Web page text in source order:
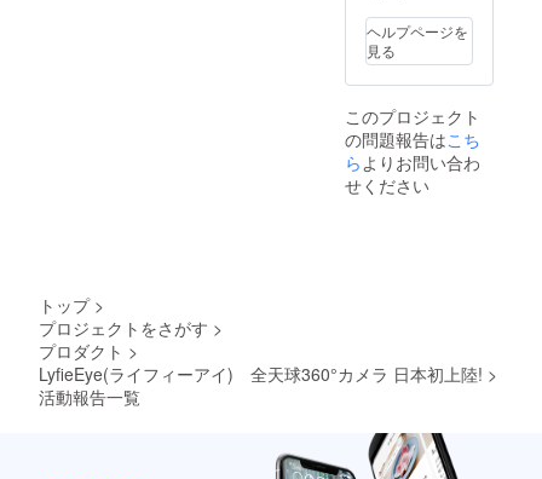
と思います。プロフェッ
ショナルな品質を求める(例
えばVRコンテンツの開発)な
らスタンドアロン型になる
シューマ的、つまり、全天
ヘルプページを
見る
このプロジェクト
の問題報告はこち
らよりお問い合わ
せください
トップ >
プロジェクトをさがす >
プロダクト >
LyfieEye(ライフィーアイ) 全天球360°カメラ 日本初上陸! >
活動報告一覧